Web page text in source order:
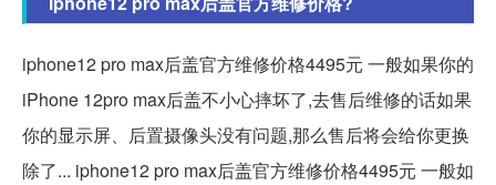
iphone12 pro max后盖官方维修价格4495元 一般如果你的
iPhone 12pro max后盖不小心摔坏了,去售后维修的话如果
你的显示屏、后置摄像头没有问题,那么售后将会给你更换
除了... iphone12 pro max后盖官方维修价格4495元 一般如